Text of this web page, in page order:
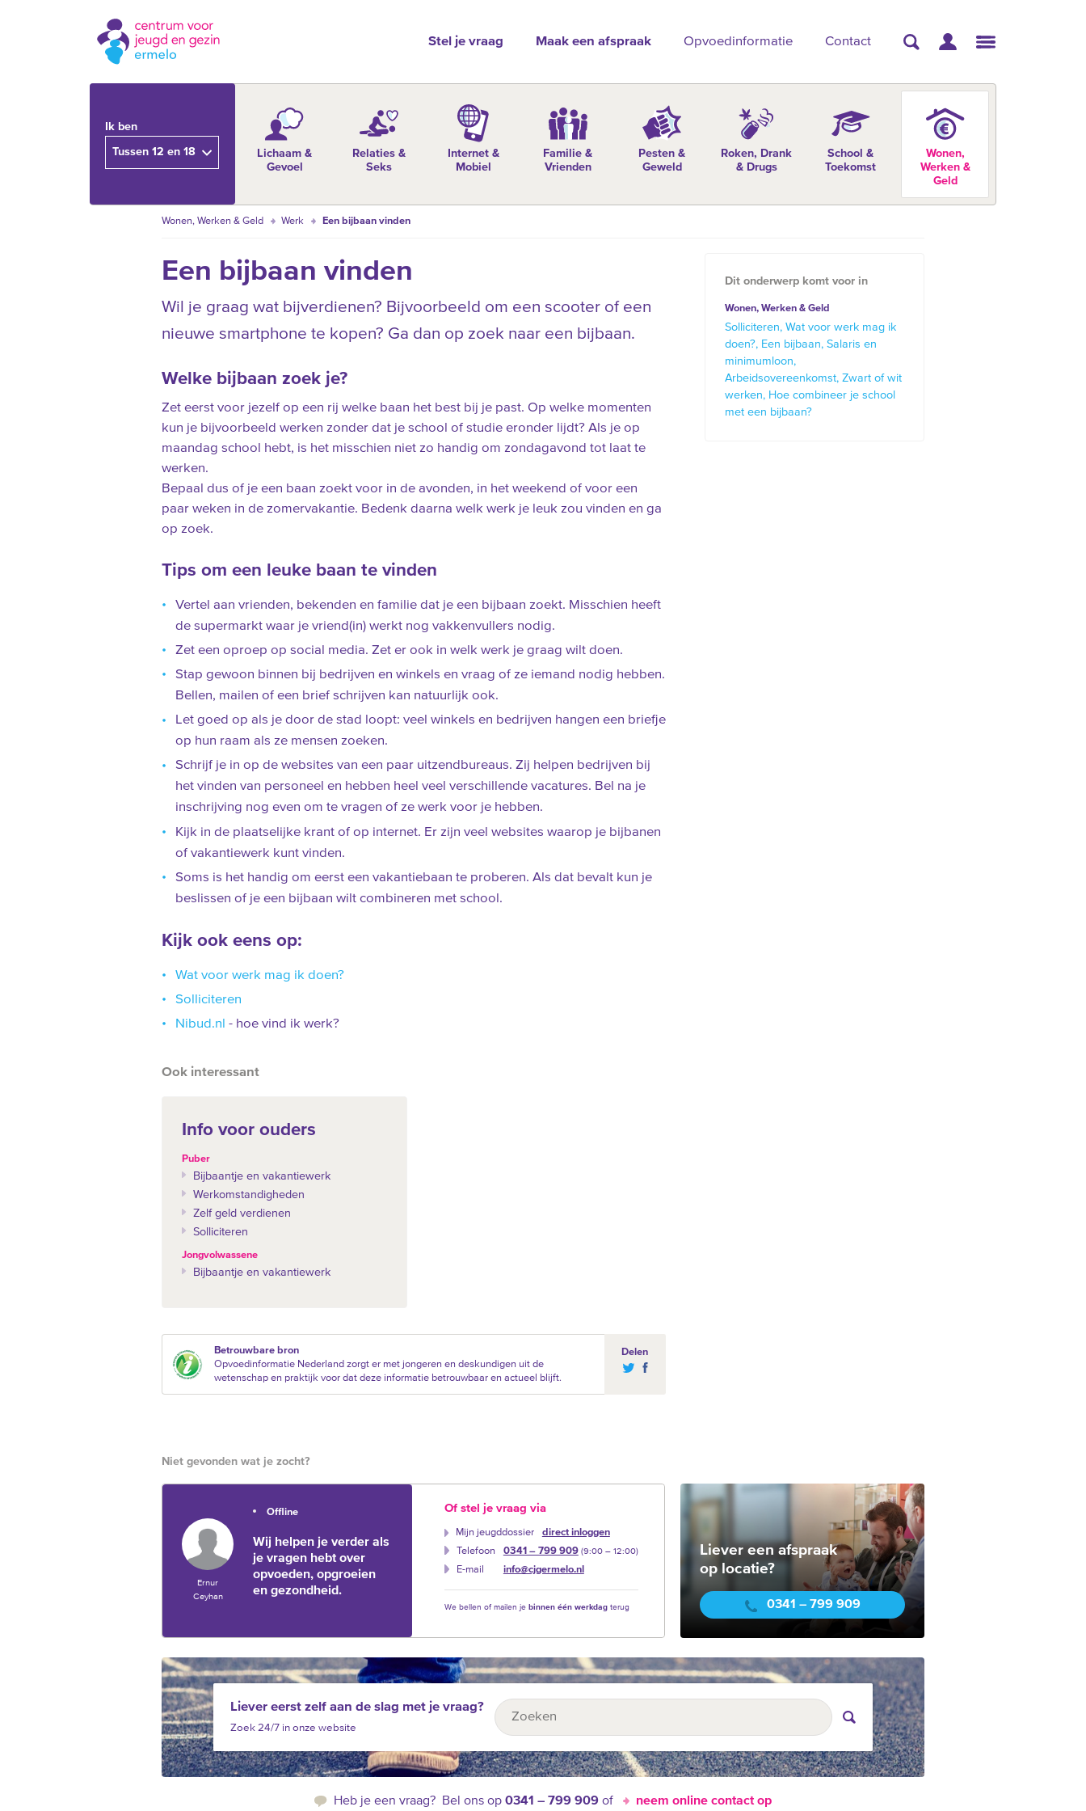
Stel je vraag Maak een afspraak Opvoedinformatie Contact
Ik ben
Tussen 12 en 18
Lichaam &
Gevoel
Relaties &
Seks
Internet &
Mobiel
Familie &
Vrienden
Pesten &
Geweld
Roken, Drank
& Drugs
School &
Toekomst
Wonen,
Werken &
Geld
Wonen, Werken & Geld Werk Een bijbaan vinden
Een bijbaan vinden
Wil je graag wat bijverdienen? Bijvoorbeeld om een scooter of een
nieuwe smartphone te kopen? Ga dan op zoek naar een bijbaan.
Welke bijbaan zoek je?
Zet eerst voor jezelf op een rij welke baan het best bij je past. Op welke momenten
kun je bijvoorbeeld werken zonder dat je school of studie eronder lijdt? Als je op
maandag school hebt, is het misschien niet zo handig om zondagavond tot laat te
werken.
Bepaal dus of je een baan zoekt voor in de avonden, in het weekend of voor een
paar weken in de zomervakantie. Bedenk daarna welk werk je leuk zou vinden en ga
op zoek.
Tips om een leuke baan te vinden
Vertel aan vrienden, bekenden en familie dat je een bijbaan zoekt. Misschien heeft
de supermarkt waar je vriend(in) werkt nog vakkenvullers nodig.
Zet een oproep op social media. Zet er ook in welk werk je graag wilt doen.
Stap gewoon binnen bij bedrijven en winkels en vraag of ze iemand nodig hebben.
Bellen, mailen of een brief schrijven kan natuurlijk ook.
Let goed op als je door de stad loopt: veel winkels en bedrijven hangen een briefje
op hun raam als ze mensen zoeken.
Schrijf je in op de websites van een paar uitzendbureaus. Zij helpen bedrijven bij
het vinden van personeel en hebben heel veel verschillende vacatures. Bel na je
inschrijving nog even om te vragen of ze werk voor je hebben.
Kijk in de plaatselijke krant of op internet. Er zijn veel websites waarop je bijbanen
of vakantiewerk kunt vinden.
Soms is het handig om eerst een vakantiebaan te proberen. Als dat bevalt kun je
beslissen of je een bijbaan wilt combineren met school.
Kijk ook eens op:
Wat voor werk mag ik doen?
Solliciteren
Nibud.nl - hoe vind ik werk?
Ook interessant
Info voor ouders
Puber
Bijbaantje en vakantiewerk
Werkomstandigheden
Zelf geld verdienen
Solliciteren
Jongvolwassene
Bijbaantje en vakantiewerk
Betrouwbare bron
Opvoedinformatie Nederland zorgt er met jongeren en deskundigen uit de
wetenschap en praktijk voor dat deze informatie betrouwbaar en actueel blijft.
Delen
Dit onderwerp komt voor in
Wonen, Werken & Geld
Solliciteren Wat voor werk mag ik
doen?
Een bijbaan Salaris en
minimumloon
Arbeidsovereenkomst Zwart of wit
werken
Hoe combineer je school
met een bijbaan?
Niet gevonden wat je zocht?
Ernur
Ceyhan
Offline
Wij helpen je verder als
je vragen hebt over
opvoeden, opgroeien
en gezondheid.
Of stel je vraag via
Mijn jeugddossier
direct inloggen
Telefoon
0341 – 799 909 (9:00 –‍ 12:00)
E-mail info@cjgermelo.nl
We bellen of mailen je binnen één werkdagterug
Liever een afspraak
op locatie?
0341 – 799 909
Liever eerst zelf aan de slag met je vraag?
Zoek 24/7 in onze website
Heb je een vraag? Bel ons op 0341 – 799 909 of neem online contact op